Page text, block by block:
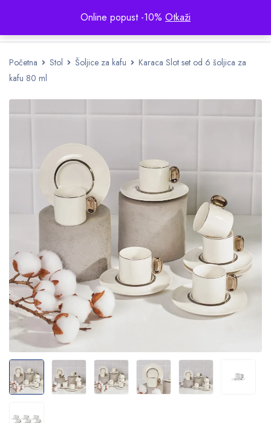
Online popust -10% Otkaži
Početna Stol Šoljice za kafu
Karaca Slot set od 6 šoljica za
kafu 80 ml